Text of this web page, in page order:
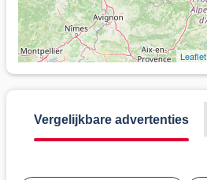
Leaflet
Vergelijkbare advertenties